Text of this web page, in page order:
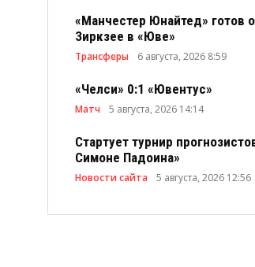
«Манчестер Юнайтед» готов
Зиркзее в «Юве»
Трансферы 6 августа, 2026 8:59
«Челси» 0:1 «Ювентус»
Матч 5 августа, 2026 14:14
Стартует турнир
Симоне Падоина»
Новости сайта 5 августа, 2026 12:56